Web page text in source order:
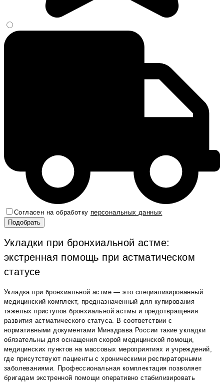
Согласен на обработку персональных данных
Укладки при бронхиальной астме:
экстренная помощь при астматическом
статусе
Укладка при бронхиальной астме — это специализированный
медицинский комплект, предназначенный для купирования
тяжелых приступов бронхиальной астмы и предотвращения
развития астматического статуса. В соответствии с
нормативными документами Минздрава России такие укладки
обязательны для оснащения скорой медицинской помощи,
медицинских пунктов на массовых мероприятиях и учреждений,
где присутствуют пациенты с хроническими респираторными
заболеваниями. Профессиональная комплектация позволяет
бригадам экстренной помощи оперативно стабилизировать